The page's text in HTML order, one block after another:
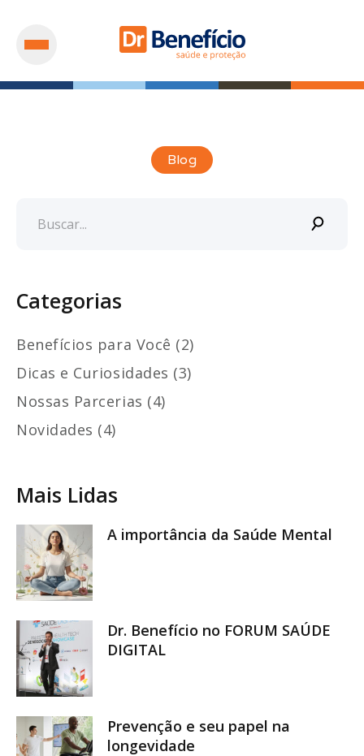
Blog
Categorias
Benefícios para Você (2)
Dicas e Curiosidades (3)
Nossas Parcerias (4)
Novidades (4)
Mais Lidas
A importância da Saúde Mental
Dr. Benefício no FORUM SAÚDE
DIGITAL
Prevenção e seu papel na
longevidade